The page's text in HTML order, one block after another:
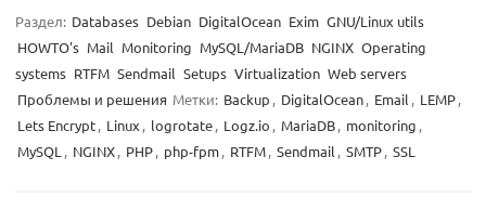
Раздел: Databases Debian DigitalOcean Exim GNU/Linux utils
HOWTO's Mail Monitoring MySQL/MariaDB NGINX Operating
systems RTFM Sendmail Setups Virtualization Web servers
Проблемы и решения Метки: Backup , DigitalOcean, Email, LEMP,
Lets Encrypt, Linux, logrotate, Logz.io , MariaDB, monitoring ,
MySQL, NGINX, PHP, php-fpm, RTFM, Sendmail, SMTP, SSL